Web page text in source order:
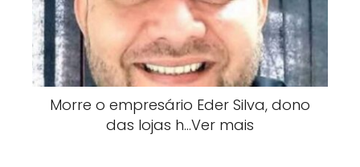
Morre o empresário Eder Silva, dono
das lojas h…Ver mais